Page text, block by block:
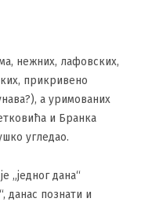
нежних, лафовских,
прикривено
а уримованих
и Бранка
угледао.
„једног дана“
данас познати и